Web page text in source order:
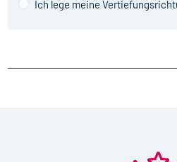
Ich lege meine